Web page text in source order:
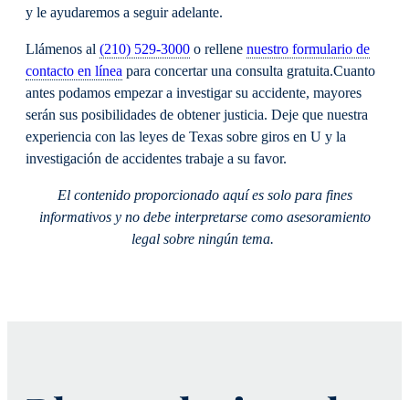
y le ayudaremos a seguir adelante.
Llámenos al (210) 529-3000 o rellene nuestro formulario de
contacto en línea para concertar una consulta gratuita.Cuanto
antes podamos empezar a investigar su accidente, mayores
serán sus posibilidades de obtener justicia. Deje que nuestra
experiencia con las leyes de Texas sobre giros en U y la
investigación de accidentes trabaje a su favor.
El contenido proporcionado aquí es solo para fines
informativos y no debe interpretarse como asesoramiento
legal sobre ningún tema.